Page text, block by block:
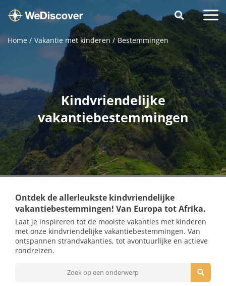
Home Vakantie met kinderen Bestemmingen
Kindvriendelijke
vakantiebestemmingen
Ontdek de allerleukste kindvriendelijke
vakantiebestemmingen! Van Europa tot Afrika.
Laat je inspireren tot de mooiste vakanties met kinderen
met onze kindvriendelijke vakantiebestemmingen. Van
ontspannen strandvakanties, tot avontuurlijke en actieve
rondreizen.